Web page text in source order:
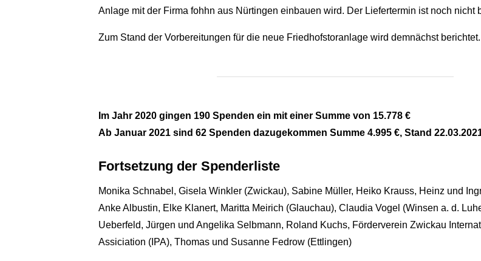
Anlage mit der Firma fohhn aus Nürtingen einbauen wird. Der Liefertermin ist noch nicht
Zum Stand der Vorbereitungen für die neue Friedhofstoranlage wird demnächst berichtet.
Im Jahr 2020 gingen 190 Spenden ein mit einer Summe von 15.778 €
Ab Januar 2021 sind 62 Spenden dazugekommen Summe 4.995 €, Stand
Fortsetzung der Spenderliste
Monika Schnabel, Gisela Winkler (Zwickau), Sabine Müller, Heiko Krauss, Heinz und
Anke Albustin, Elke Klanert, Maritta Meirich (Glauchau), Claudia Vogel (Winsen a. d.
Ueberfeld, Jürgen und Angelika Selbmann, Roland Kuchs, Förderverein Zwickau
Assiciation (IPA), Thomas und Susanne Fedrow (Ettlingen)